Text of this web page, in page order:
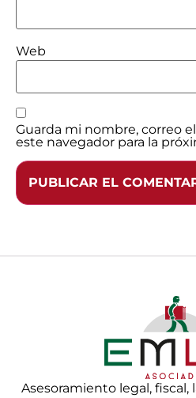
Web
Guarda mi nombre, correo
este navegador para la
Asesoramiento legal, fiscal,